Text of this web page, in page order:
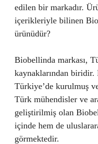
edilen bir markadır.
içerikleriyle bilinen
ürünüdür?
Biobellinda markası,
kaynaklarından
Türkiye’de kurulmuş
Türk mühendisler ve
geliştirilmiş olan
içinde hem de
görmektedir.